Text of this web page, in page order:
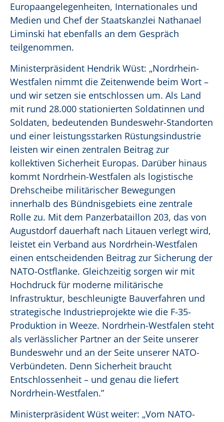
Europaangelegenheiten, Internationales und
Medien und Chef der Staatskanzlei Nathanael
Liminski hat ebenfalls an dem Gespräch
teilgenommen.
Ministerpräsident Hendrik Wüst: „Nordrhein-
Westfalen nimmt die Zeitenwende beim Wort –
und wir setzen sie entschlossen um. Als Land
mit rund 28.000 stationierten Soldatinnen und
Soldaten, bedeutenden Bundeswehr-Standorten
und einer leistungsstarken Rüstungsindustrie
leisten wir einen zentralen Beitrag zur
kollektiven Sicherheit Europas. Darüber hinaus
kommt Nordrhein-Westfalen als logistische
Drehscheibe militärischer Bewegungen
innerhalb des Bündnisgebiets eine zentrale
Rolle zu. Mit dem Panzerbataillon 203, das von
Augustdorf dauerhaft nach Litauen verlegt wird,
leistet ein Verband aus Nordrhein-Westfalen
einen entscheidenden Beitrag zur Sicherung der
NATO-Ostflanke. Gleichzeitig sorgen wir mit
Hochdruck für moderne militärische
Infrastruktur, beschleunigte Bauverfahren und
strategische Industrieprojekte wie die F-35-
Produktion in Weeze. Nordrhein-Westfalen steht
als verlässlicher Partner an der Seite unserer
Bundeswehr und an der Seite unserer NATO-
Verbündeten. Denn Sicherheit braucht
Entschlossenheit – und genau die liefert
Nordrhein-Westfalen.”
Ministerpräsident Wüst weiter: „Vom NATO-